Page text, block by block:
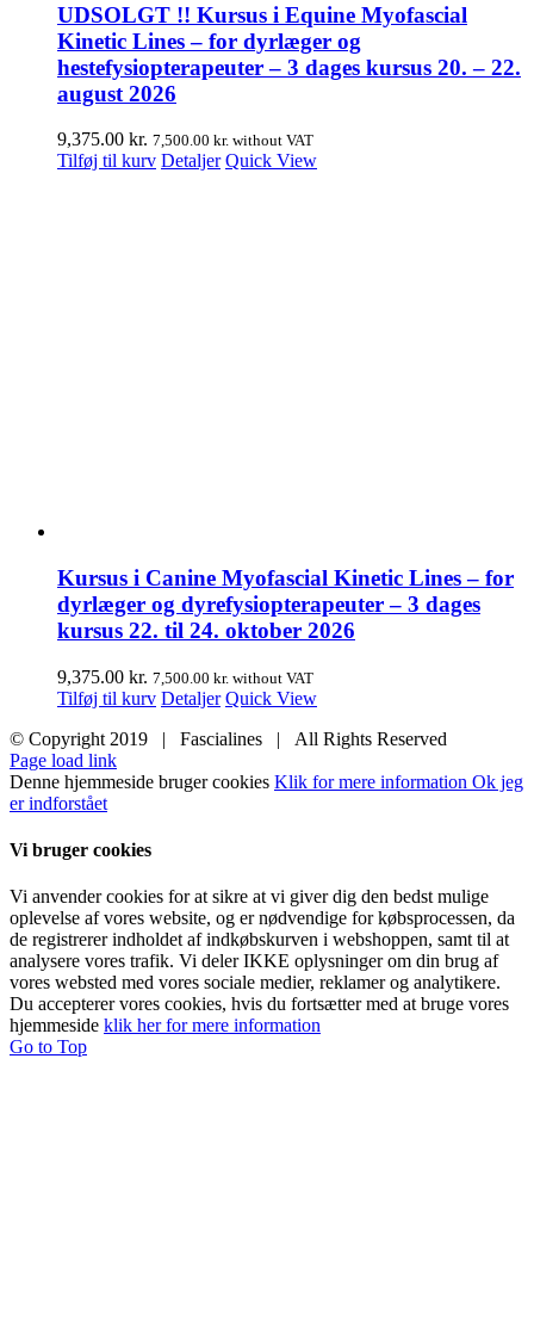
UDSOLGT !! Kursus i Equine Myofascial
Kinetic Lines – for dyrlæger og
hestefysiopterapeuter – 3 dages kursus 20. – 22.
august 2026
9,375.00 kr. 7,500.00 kr. without VAT
Tilføj til kurv Detaljer Quick View
Kursus i Canine Myofascial Kinetic Lines – for
dyrlæger og dyrefysiopterapeuter – 3 dages
kursus 22. til 24. oktober 2026
9,375.00 kr. 7,500.00 kr. without VAT
Tilføj til kurv Detaljer Quick View
© Copyright 2019 | Fascialines | All Rights Reserved
Page load link
Denne hjemmeside bruger cookies Klik for mere information Ok jeg
er indforstået
Vi bruger cookies
Vi anvender cookies for at sikre at vi giver dig den bedst mulige
oplevelse af vores website, og er nødvendige for købsprocessen, da
de registrerer indholdet af indkøbskurven i webshoppen, samt til at
analysere vores trafik. Vi deler IKKE oplysninger om din brug af
vores websted med vores sociale medier, reklamer og analytikere.
Du accepterer vores cookies, hvis du fortsætter med at bruge vores
hjemmeside klik her for mere information
Go to Top